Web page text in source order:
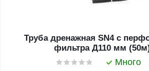
Труба дренажная SN4 с
фильтра Д110 мм
Много